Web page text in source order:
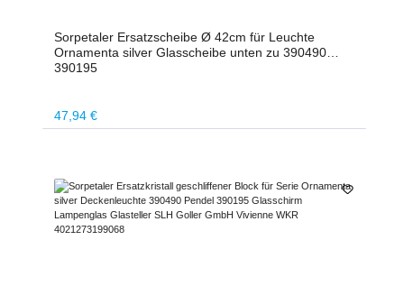
Sorpetaler Ersatzscheibe Ø 42cm für Leuchte
Ornamenta silver Glasscheibe unten zu 390490
390195
Regulärer Preis:
47,94 €